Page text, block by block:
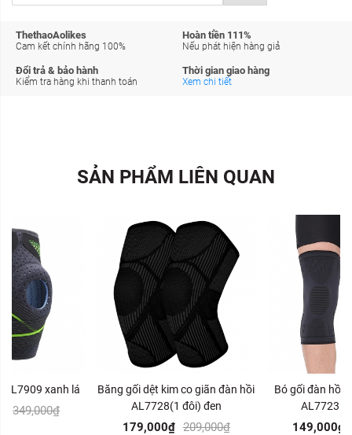
ThethaoAolikes
Cam kết chính hãng 100%
Hoàn tiền 111%
Nếu phát hiện hàng giả
Đổi trả & bảo hành
Kiểm tra hàng khi thanh toán
Thời gian giao hàng
Xem chi tiết
SẢN PHẨM LIÊN QUAN
AL7909 xanh lá
349,000₫
Băng gối dệt kim co giãn đàn hồi
AL7728(1 đôi) đen
179,000₫ 209,000₫
Bó gối đàn hồi
AL7723(1
149,000₫